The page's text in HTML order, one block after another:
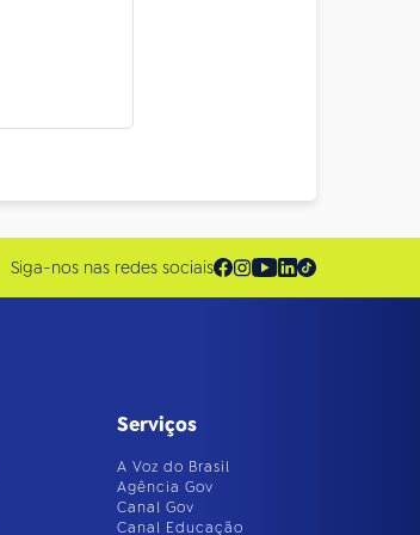
Siga-nos nas redes sociais
Serviços
A Voz do Brasil
Agência Gov
Canal Gov
Canal Educação